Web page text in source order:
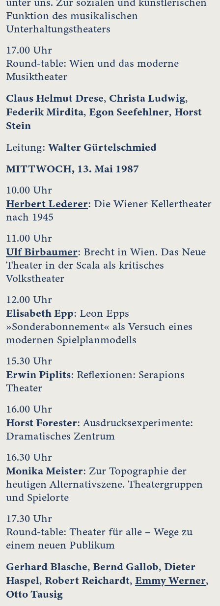
Funktion des musikalischen
Unterhaltungstheaters
17.00 Uhr
Round-table: Wien und das moderne
Musiktheater
Claus Helmut Drese, Christa Ludwig,
Federik Mirdita, Egon Seefehlner, Horst
Stein
Leitung: Walter Gürtelschmied
MITTWOCH, 13. Mai 1987
10.00 Uhr
Herbert Lederer: Die Wiener Kellertheater
nach 1945
11.00 Uhr
Ulf Birbaumer: Brecht in Wien. Das Neue
Theater in der Scala als kritisches
Volkstheater
12.00 Uhr
Elisabeth Epp: Leon Epps
»Sonderabonnement« als Versuch eines
modernen Spielplanmodells
15.30 Uhr
Erwin Piplits: Reflexionen: Serapions
Theater
16.00 Uhr
Horst Forester: Ausdrucksexperimente:
Dramatisches Zentrum
16.30 Uhr
Monika Meister: Zur Topographie der
heutigen Alternativszene. Theatergruppen
und Spielorte
17.30 Uhr
Round-table: Theater für alle – Wege zu
einem neuen Publikum
Gerhard Blasche, Bernd Gallob, Dieter
Haspel, Robert Reichardt, Emmy Werner,
Otto Tausig